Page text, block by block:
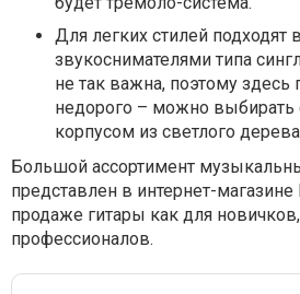
Для легких стилей подходят
звукоснимателями типа
не так важна, поэтому здесь
недорого – можно выбирать
корпусом из светлого
Большой ассортимент
представлен в интернет-магазине
продаже гитары как для
профессионалов.